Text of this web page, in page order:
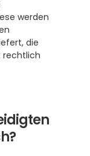
werden
die
rechtlich